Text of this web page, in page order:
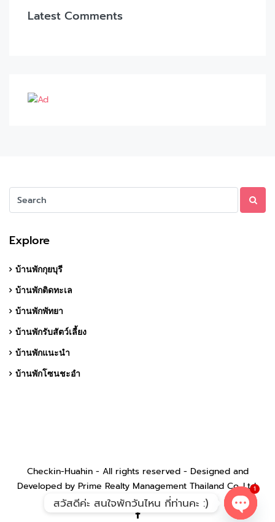
Latest Comments
Explore
บ้านพักกุยบุรี
บ้านพักติดทะเล
บ้านพักพัทยา
บ้านพักรับสัตว์เลี้ยง
บ้านพักแนะนำ
บ้านพักโซนชะอำ
Checkin-Huahin - All rights reserved - Designed and
Developed by Prime Realty Management Thailand Co.,Ltd.
สวัสดีค่ะ สนใจพักวันไหน กี่ท่านคะ :)
1